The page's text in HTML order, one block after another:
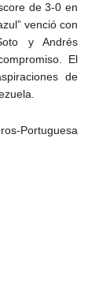
de 3-0 en
venció con
y Andrés
El
de
Portuguesa